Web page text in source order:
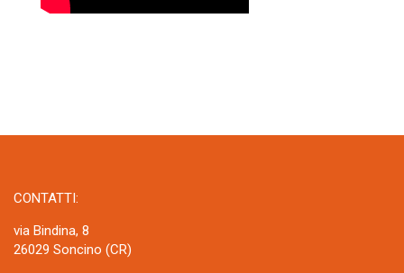
CONTATTI:
via Bindina, 8
26029 Soncino (CR)